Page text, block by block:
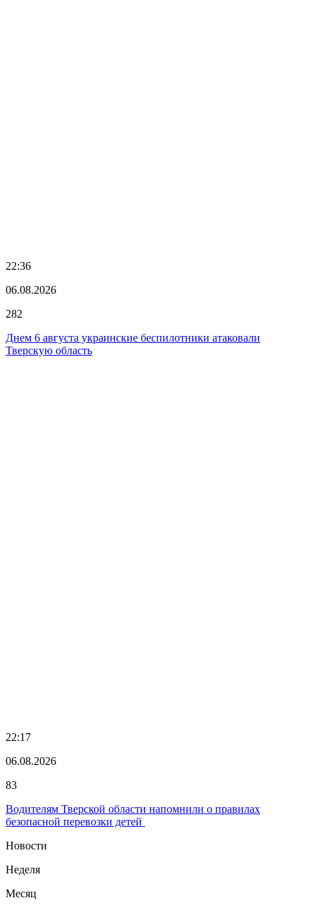
22:36
06.08.2026
282
Днем 6 августа украинские беспилотники атаковали
Тверскую область
22:17
06.08.2026
83
Водителям Тверской области напомнили о правилах
безопасной перевозки детей
Новости
Неделя
Месяц